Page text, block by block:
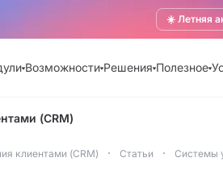
☀️ Летняя
Возможности Решения Полезное
(CRM)
клиентами (CRM) Статьи Системы